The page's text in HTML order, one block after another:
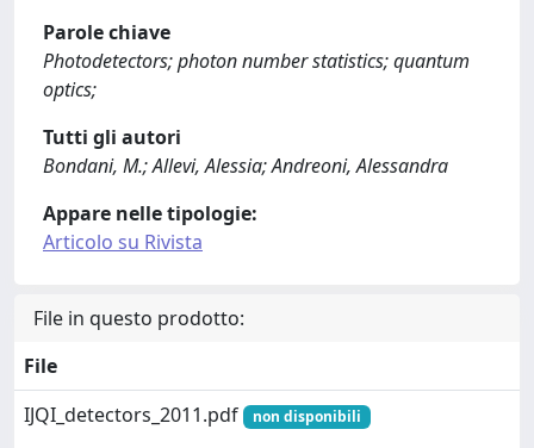
Parole chiave
Photodetectors; photon number statistics; quantum
optics;
Tutti gli autori
Bondani, M.; Allevi, Alessia; Andreoni, Alessandra
Appare nelle tipologie:
Articolo su Rivista
File in questo prodotto:
File
IJQI_detectors_2011.pdf
non disponibili